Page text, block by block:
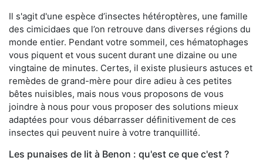
Il s'agit d'une espèce d’insectes hétéroptères, une famille
des cimicidaes que l’on retrouve dans diverses régions du
monde entier. Pendant votre sommeil, ces hématophages
vous piquent et vous sucent durant une dizaine ou une
vingtaine de minutes. Certes, il existe plusieurs astuces et
remèdes de grand-mère pour dire adieu à ces petites
bêtes nuisibles, mais nous vous proposons de vous
joindre à nous pour vous proposer des solutions mieux
adaptées pour vous débarrasser définitivement de ces
insectes qui peuvent nuire à votre tranquillité.
Les punaises de lit à Benon : qu'est ce que c'est ?